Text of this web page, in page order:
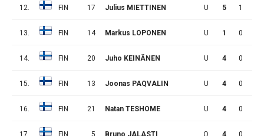
12. FIN 17 Julius MIETTINEN U 5 1
13. FIN 14 Markus LOPONEN U 1 0
14. FIN 20 Juho KEINÄNEN U 4 0
15. FIN 13 Joonas PAQVALIN U 4 0
16. FIN 21 Natan TESHOME U 4 0
17. FIN 5 Bruno JALASTI O 4 0